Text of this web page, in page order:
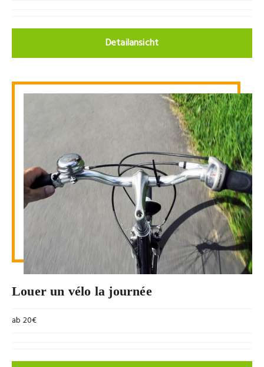
Detailansicht
Louer un vélo la journée
ab 20€